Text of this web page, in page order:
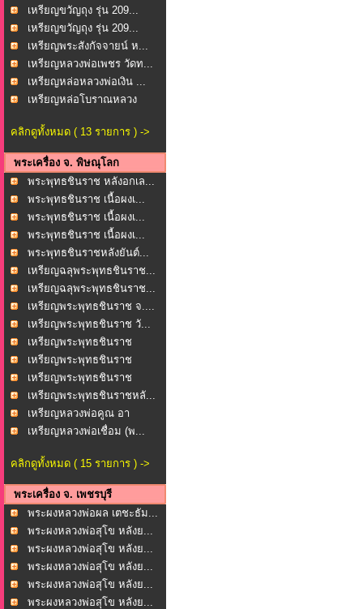
เหรียญขวัญถุง รุ่น 209...
เหรียญขวัญถุง รุ่น 209...
เหรียญพระสังกัจจายน์ ห...
เหรียญหลวงพ่อเพชร วัดท...
เหรียญหล่อหลวงพ่อเงิน ...
เหรียญหล่อโบราณหลวง
คลิกดูทั้งหมด ( 13 รายการ ) ->
พระเครื่อง จ. พิษณุโลก
พระพุทธชินราช หลังอกเล...
พระพุทธชินราช เนื้อผงเ...
พระพุทธชินราช เนื้อผงเ...
พระพุทธชินราช เนื้อผงเ...
พระพุทธชินราชหลังยันต์...
เหรียญฉลุพระพุทธชินราช...
เหรียญฉลุพระพุทธชินราช...
เหรียญพระพุทธชินราช จ....
เหรียญพระพุทธชินราช วั...
เหรียญพระพุทธชินราช
หล... เหรียญพระพุทธชินราช
หล... เหรียญพระพุทธชินราช
หล... เหรียญพระพุทธชินราชหลั...
เหรียญหลวงพ่อคูณ อา
ภาก...เหรียญหลวงพ่อเชื่อม (พ...
คลิกดูทั้งหมด ( 15 รายการ ) ->
พระเครื่อง จ. เพชรบุรี
พระผงหลวงพ่อผล เตชะธัม...
พระผงหลวงพ่อสุโข หลังย...
พระผงหลวงพ่อสุโข หลังย...
พระผงหลวงพ่อสุโข หลังย...
พระผงหลวงพ่อสุโข หลังย...
พระผงหลวงพ่อสุโข หลังย...